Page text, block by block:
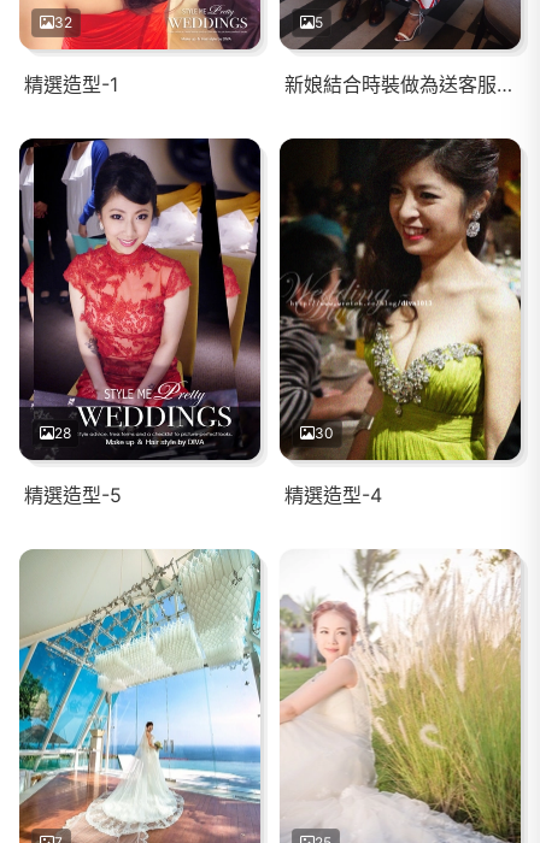
32
精選造型-1
5
新娘結合時裝做為送客服，品味出眾，新穎又fashion
28
精選造型-5
30
精選造型-4